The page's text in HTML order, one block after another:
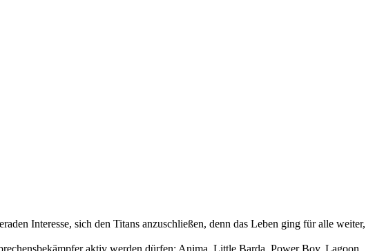
Interesse, sich den Titans anzuschließen, denn das Leben ging für alle weiter,